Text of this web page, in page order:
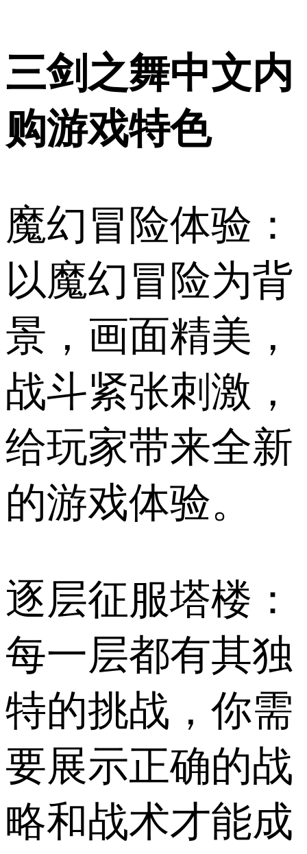
三剑之舞中文内
购游戏特色
魔幻冒险体验：
以魔幻冒险为背
景，画面精美，
战斗紧张刺激，
给玩家带来全新
的游戏体验。
逐层征服塔楼：
每一层都有其独
特的挑战，你需
要展示正确的战
略和战术才能成